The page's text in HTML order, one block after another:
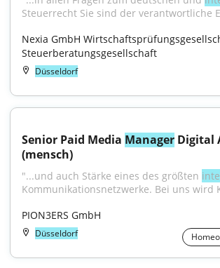
Steuerrecht Sie sind der verantwortliche
Nexia GmbH
Steuerberatungsgesellschaft
Düsseldorf
Senior Paid Media Manager Digital
(mensch)
"...und auch Stärke eines des größten
Kommunikationsnetzwerke. Bei uns wird
PION3ERS GmbH
Düsseldorf